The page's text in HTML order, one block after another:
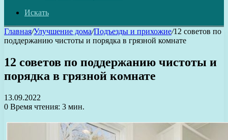
Искать
Главная/Улучшение дома/Подъезды и прихожие/12 советов по
поддержанию чистоты и порядка в грязной комнате
12 советов по поддержанию чистоты и
порядка в грязной комнате
13.09.2022
0 Время чтения: 3 мин.